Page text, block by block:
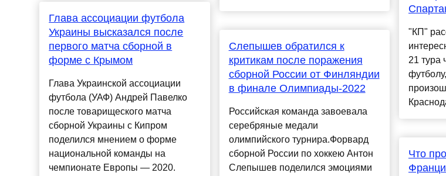
Глава ассоциации футбола
Украины высказался после
первого матча сборной в
форме с Крымом
Глава Украинской ассоциации
футбола (УАФ) Андрей Павелко
после товарищеского матча
сборной Украины с Кипром
поделился мнением о форме
национальной команды на
чемпионате Европы — 2020.
Слепышев обратился к
критикам после поражения
сборной России от Финляндии
в финале Олимпиады-2022
Российская команда завоевала
серебряные медали
олимпийского турнира.Форвард
сборной России по хоккею Антон
Слепышев поделился эмоциями
"КП"
21 тура
Что